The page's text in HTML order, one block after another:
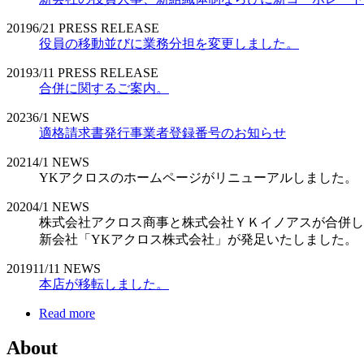
20196/21 PRESS RELEASE
役員の移動並びに業務分担を変更しました。
20193/11 PRESS RELEASE
合併に関するご案内。
20236/1 NEWS
適格請求書発行事業者登録番号のお知らせ
20214/1 NEWS
YKアクロスのホームページがリニューアルしました。
20204/1 NEWS
株式会社アクロス商事と株式会社ＹＫイノアスが合併
新会社「YKアクロス株式会社」が発足いたしました。
201911/11 NEWS
本店が移転しました。
Read more
About